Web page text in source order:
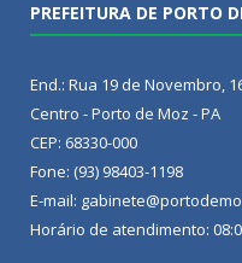
PREFEITURA DE PORTO
End.: Rua 19 de Novembro,
Centro - Porto de Moz - PA
CEP: 68330-000
Fone: (93) 98403-1198
E-mail:
Horário de atendimento: